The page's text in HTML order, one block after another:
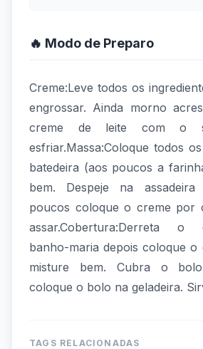
🔥 Modo de Preparo
Creme:Leve todos os
engrossar. Ainda morno
creme de leite com o
esfriar.Massa:Coloque todos
batedeira (aos poucos a
bem. Despeje na
poucos coloque o creme por
assar.Cobertura:Derreta o
banho-maria depois coloque o
misture bem. Cubra o
coloque o bolo na geladeira.
TAGS RELACIONADAS